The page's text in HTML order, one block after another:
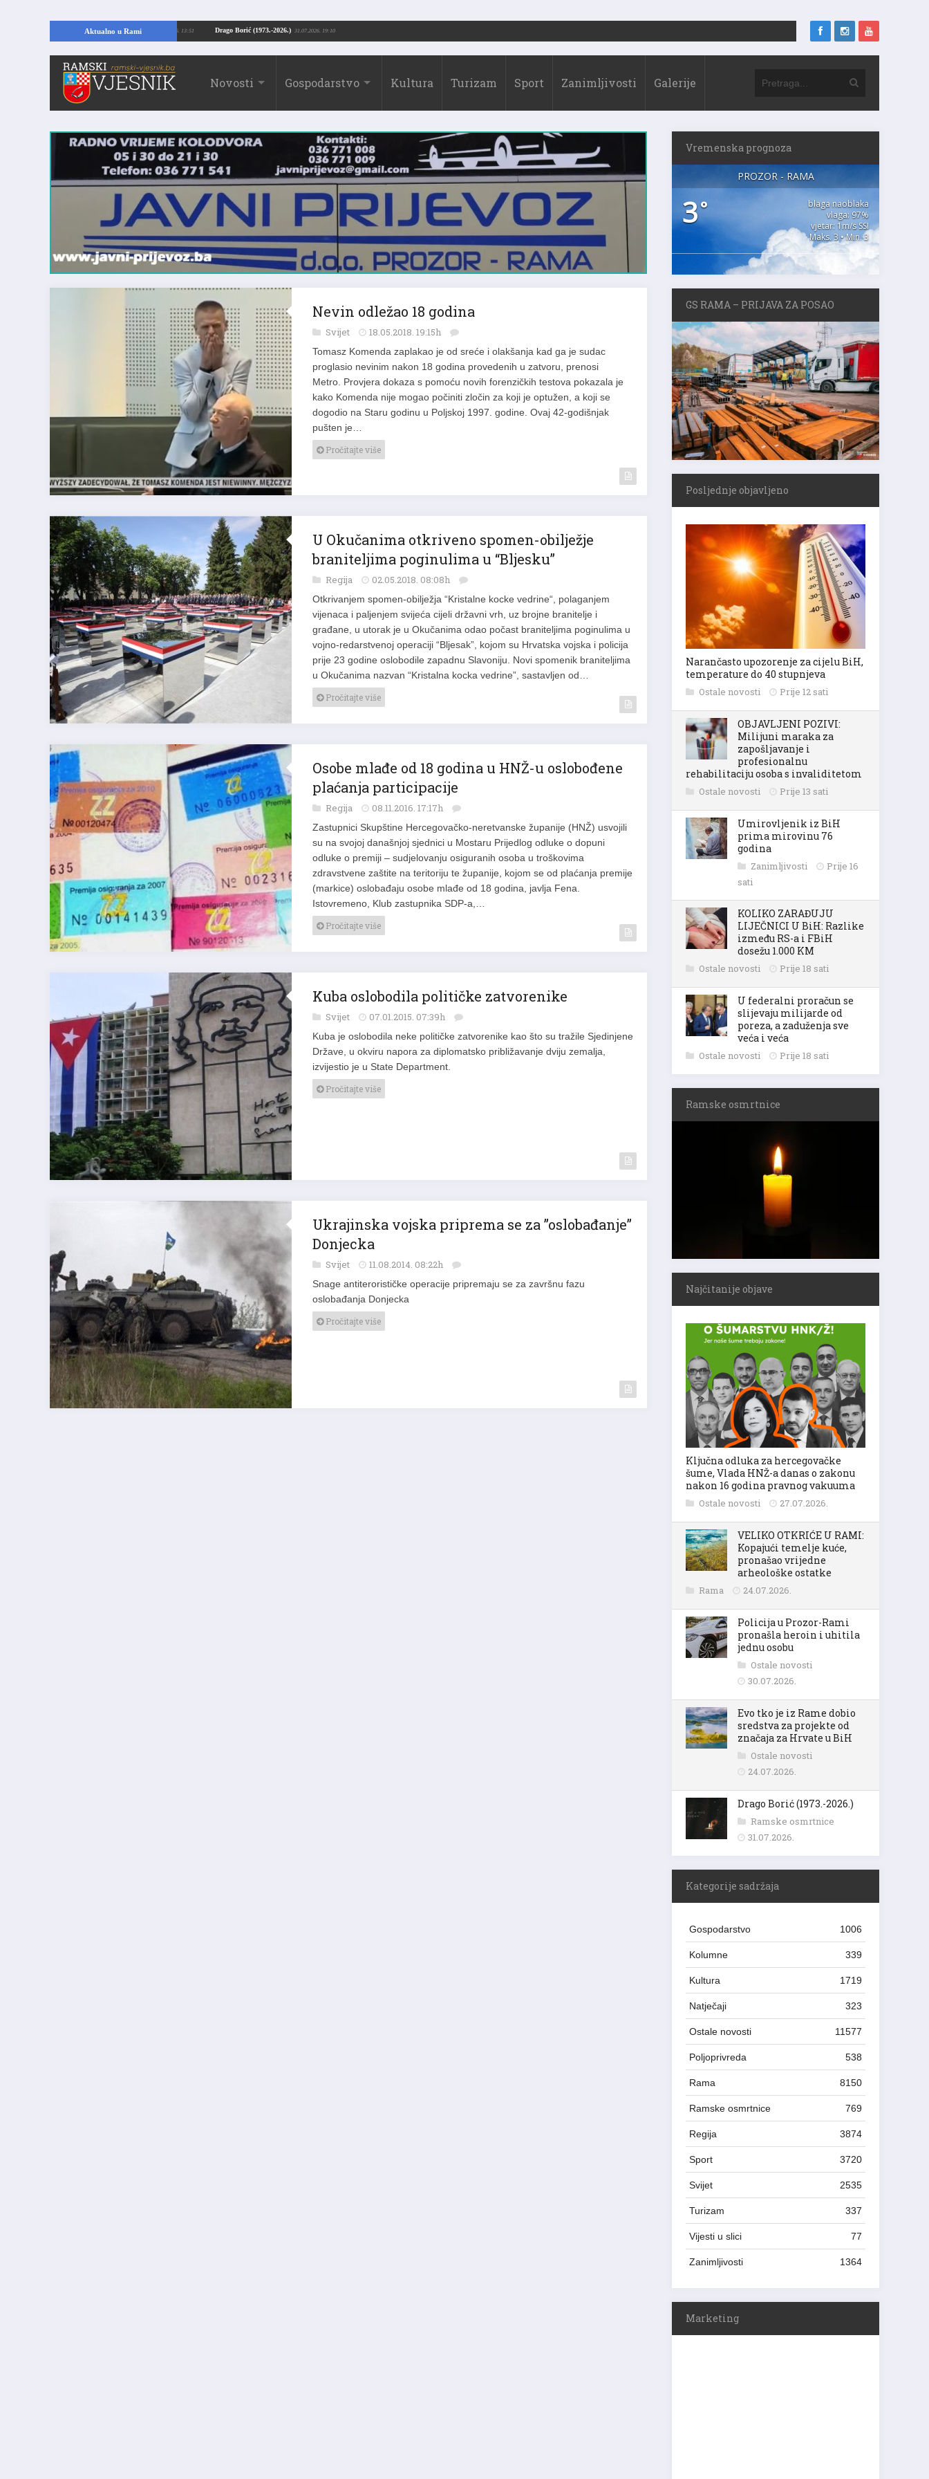
Aktualno u Rami Drago Borić (1973.-2026.)
Kopajući temelje kuće, pronašao vrijedne arheološke ostatke 24.07.2026. 13:51
Novosti Gospodarstvo Kultura Turizam Sport Zanimljivosti Galerije
Nevin odležao 18 godina
proglasio nevinim nakon 18 godina provedenih u zatvoru, prenosi
Metro. Provjera dokaza s pomoću novih forenzičkih testova pokazala je
kako Komenda nije mogao počiniti zločin za koji je optužen, a koji se
dogodio na Staru godinu u Poljskoj 1997. godine. Ovaj 42-godišnjak
pušten je…
Pročitajte više
U Okučanima otkriveno spomen-obilježje
braniteljima poginulima u “Bljesku”
vijenaca i paljenjem svijeća cijeli državni vrh, uz brojne branitelje i
građane, u utorak je u Okučanima odao počast braniteljima poginulima u
vojno-redarstvenoj operaciji “Bljesak”, kojom su Hrvatska vojska i policija
prije 23 godine oslobodile zapadnu Slavoniju. Novi spomenik braniteljima
u Okučanima nazvan “Kristalna kocka vedrine”, sastavljen od…
Pročitajte više
Osobe mlađe od 18 godina u HNŽ-u oslobođene
plaćanja participacije
Zastupnici Skupštine Hercegovačko-neretvanske županije (HNŽ) usvojili
su na svojoj današnjoj sjednici u Mostaru Prijedlog odluke o dopuni
odluke o premiji – sudjelovanju osiguranih osoba u troškovima
zdravstvene zaštite na teritoriju te županije, kojom se od plaćanja premije
(markice) oslobađaju osobe mlađe od 18 godina, javlja Fena.
Istovremeno, Klub zastupnika SDP-a,…
Pročitajte više
Kuba oslobodila političke zatvorenike
Države, u okviru napora za diplomatsko približavanje dviju zemalja,
izvijestio je u State Department.
Pročitajte više
Ukrajinska vojska priprema se za ”oslobađanje”
Donjecka
oslobađanja Donjecka
Pročitajte više
Vremenska prognoza
PROZOR - RAMA
3°
blaga naoblaka
vlaga: 97%
vjetar: 1m/s SSI
Maks. 3 • Min. 3
GS RAMA – PRIJAVA ZA POSAO
Posljednje objavljeno
Narančasto upozorenje za cijelu BiH,
temperature do 40 stupnjeva
Ostale novosti Prije 12 sati
OBJAVLJENI POZIVI:
Milijuni maraka za
zapošljavanje i
profesionalnu
rehabilitaciju osoba s invaliditetom
Ostale novosti Prije 13 sati
Umirovljenik iz BiH
prima mirovinu 76
godina
Zanimljivosti
Prije 16
sati
KOLIKO ZARAĐUJU
LIJEČNICI U BiH: Razlike
između RS-a i FBiH
dosežu 1.000 KM
Ostale novosti Prije 18 sati
U federalni proračun se
slijevaju milijarde od
poreza, a zaduženja sve
veća i veća
Ostale novosti Prije 18 sati
Ramske osmrtnice
Najčitanije objave
Ključna odluka za hercegovačke
šume, Vlada HNŽ-a danas o zakonu
nakon 16 godina pravnog vakuuma
Ostale novosti 27.07.2026.
VELIKO OTKRIĆE U RAMI:
Kopajući temelje kuće,
pronašao vrijedne
arheološke ostatke
Rama 24.07.2026.
Policija u Prozor-Rami
pronašla heroin i uhitila
jednu osobu
Ostale novosti
30.07.2026.
Evo tko je iz Rame dobio
sredstva za projekte od
značaja za Hrvate u BiH
Ostale novosti
24.07.2026.
Drago Borić (1973.-2026.)
Ramske osmrtnice
31.07.2026.
Kategorije sadržaja
Gospodarstvo 1006
Kolumne 339
Kultura 1719
Natječaji 323
Ostale novosti 11577
Poljoprivreda 538
Rama 8150
Ramske osmrtnice 769
Regija 3874
Sport 3720
Svijet 2535
Turizam 337
Vijesti u slici 77
Zanimljivosti 1364
Marketing